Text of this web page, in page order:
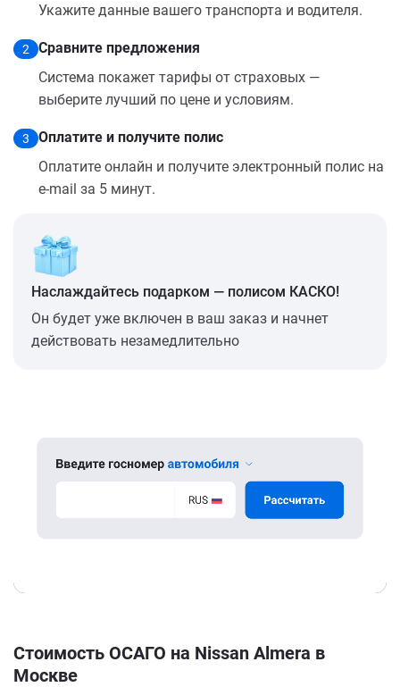
Укажите данные вашего транспорта и водителя.
2
Сравните предложения
Система покажет тарифы от страховых —
выберите лучший по цене и условиям.
3
Оплатите и получите полис
Оплатите онлайн и получите электронный полис на
e-mail за 5 минут.
Наслаждайтесь подарком — полисом КАСКО!
Он будет уже включен в ваш заказ и начнет
действовать незамедлительно
Стоимость ОСАГО на Nissan Almera в
Москве